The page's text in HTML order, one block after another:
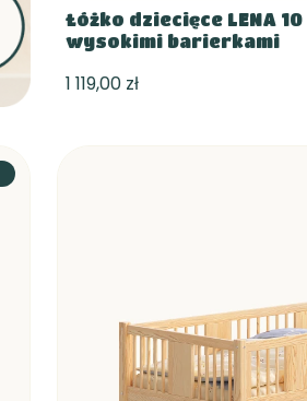
Łóżko dziecięce LENA
wysokimi barierkami
1 119,00 zł